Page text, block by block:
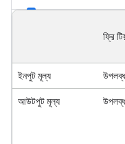
ফ্রি
ইনপুট মূল্য
আউটপুট মূল্য